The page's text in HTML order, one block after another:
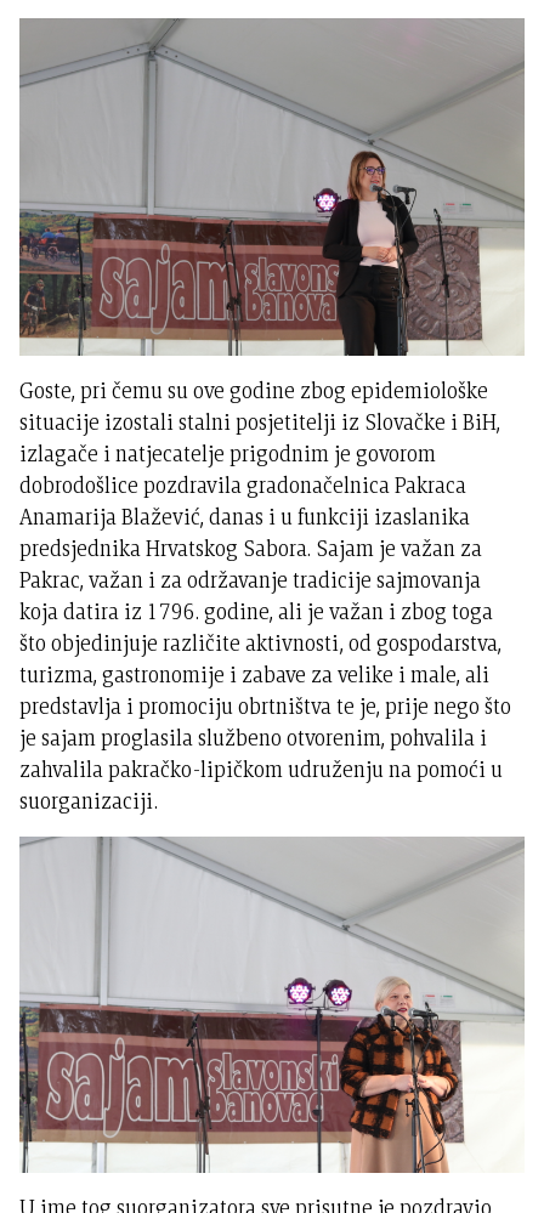
Goste, pri čemu su ove godine zbog epidemiološke
situacije izostali stalni posjetitelji iz Slovačke i BiH,
izlagače i natjecatelje prigodnim je govorom
dobrodošlice pozdravila gradonačelnica Pakraca
Anamarija Blažević, danas i u funkciji izaslanika
predsjednika Hrvatskog Sabora. Sajam je važan za
Pakrac, važan i za održavanje tradicije sajmovanja
koja datira iz 1796. godine, ali je važan i zbog toga
što objedinjuje različite aktivnosti, od gospodarstva,
turizma, gastronomije i zabave za velike i male, ali
predstavlja i promociju obrtništva te je, prije nego što
je sajam proglasila službeno otvorenim, pohvalila i
zahvalila pakračko-lipičkom udruženju na pomoći u
suorganizaciji.